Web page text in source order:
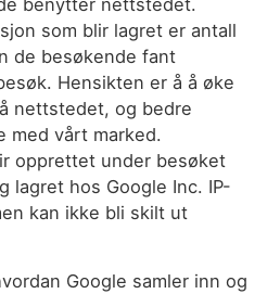
benytter nettstedet.
som blir lagret er antall
de besøkende fant
Hensikten er å å øke
nettstedet, og bedre
med vårt marked.
opprettet under besøket
lagret hos Google Inc. IP-
kan ikke bli skilt ut
Google samler inn og